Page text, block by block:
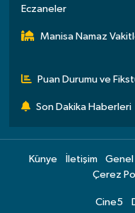
Eczaneler
Manisa Namaz
Puan Durumu ve
Son Dakika Haberleri
Künye İletişim Genel
Çerez
Cine5